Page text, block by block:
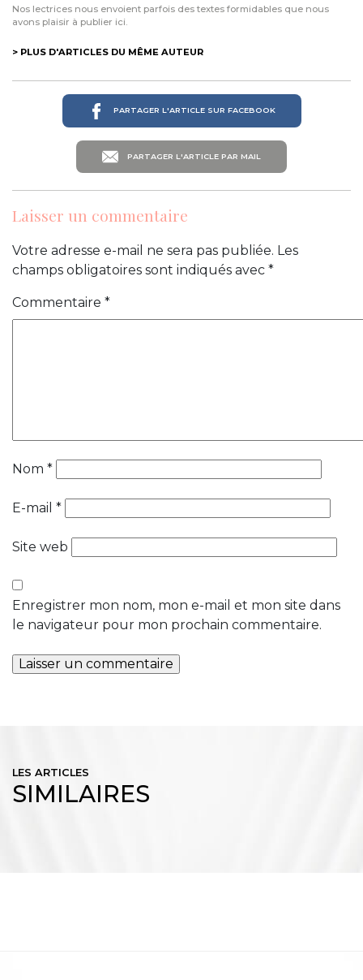
Nos lectrices nous envoient parfois des textes formidables que nous
avons plaisir à publier ici.
> PLUS D'ARTICLES DU MÊME AUTEUR
PARTAGER L'ARTICLE SUR FACEBOOK
PARTAGER L'ARTICLE PAR MAIL
Laisser un commentaire
Votre adresse e-mail ne sera pas publiée. Les
champs obligatoires sont indiqués avec *
Commentaire *
Nom *
E-mail *
Site web
Enregistrer mon nom, mon e-mail et mon site dans
le navigateur pour mon prochain commentaire.
LES ARTICLES
SIMILAIRES